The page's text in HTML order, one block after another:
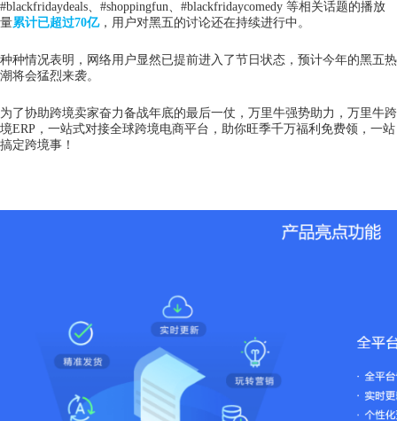
#blackfridaydeals、#shoppingfun、#blackfridaycomedy 等相关话题的播放
量累计已超过70亿，用户对黑五的讨论还在持续进行中。
种种情况表明，网络用户显然已提前进入了节日状态，预计今年的黑五热
潮将会猛烈来袭。
为了协助跨境卖家奋力备战年底的最后一仗，万里牛强势助力， 万里牛跨
境ERP ，一站式对接全球跨境电商平台，助你旺季千万福利免费领，一站
搞定跨境事！